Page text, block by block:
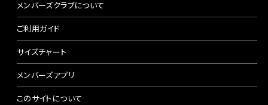
メンバーズクラブについて
ご利用ガイド
サイズチャート
メンバーズアプリ
このサイトについて